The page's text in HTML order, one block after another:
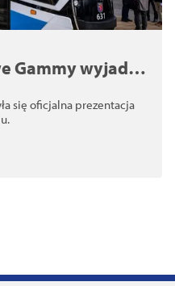
Gammy wyjadą
się oficjalna prezentacja